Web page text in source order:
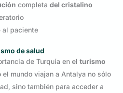
completa del cristalino
al paciente
de salud
de Turquía en el turismo
el mundo viajan a Antalya no sólo
sino también para acceder a